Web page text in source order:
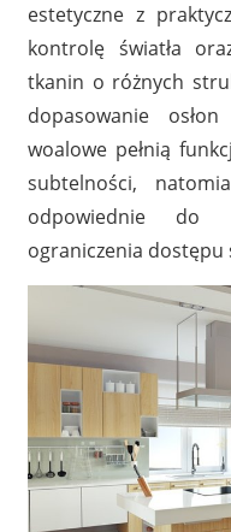
estetyczne z
kontrolę światła
tkanin o różnych
dopasowanie
woalowe pełnią
subtelności,
odpowiednie do
ograniczenia dostępu